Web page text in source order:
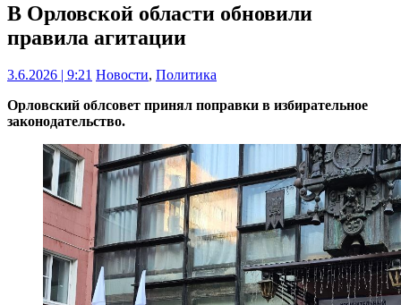
В Орловской области обновили
правила агитации
3.6.2026 | 9:21 Новости, Политика
Орловский облсовет принял поправки в избирательное
законодательство.